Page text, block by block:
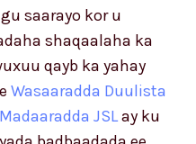
saarayo kor u
shaqaalaha ka
qayb ka yahay
Wasaaradda Duulista
JSLay ku